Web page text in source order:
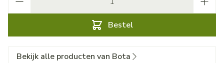
Bestel
Bekijk alle producten van Bota